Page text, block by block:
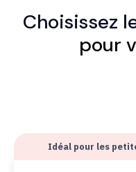
Choisissez
pour
Idéal pour les